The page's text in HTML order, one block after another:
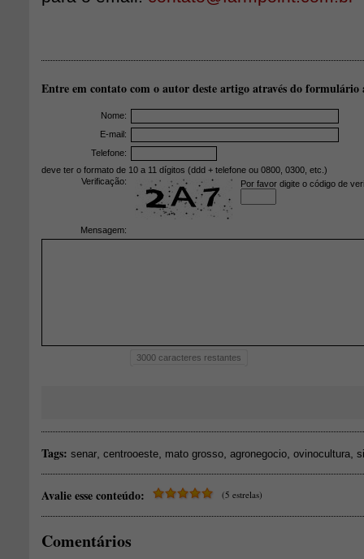
Entre em contato com o autor deste artigo através do formulário
Nome:
E-mail:
Telefone:
deve ter o formato de 10 a 11 dígitos (ddd + telefone ou 0800, 0300, etc.)
Verificação:
Por favor digite o código de
Mensagem:
3000 caracteres restantes
Tags: senar centrooeste mato grosso agronegocio ovinocultura
Avalie esse conteúdo: (5 estrelas)
Comentários